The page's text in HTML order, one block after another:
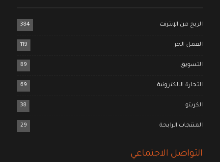
الربح من الإنترنت 384
العمل الحر 119
التسويق 89
التجارة الالكترونية 69
الكربتو 38
المنتجات الرابحة 29
التواصل الاجتماعي